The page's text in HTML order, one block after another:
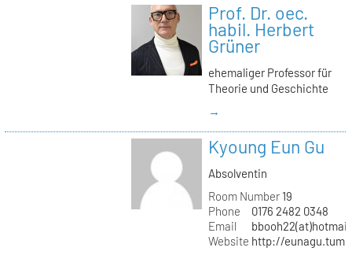
Prof. Dr. oec.
habil. Herbert
Grüner
ehemaliger Professor für
Theorie und Geschichte
→
Kyoung Eun Gu
Absolventin
Room Number19
Phone
0176 2482 0348
Email
Website http://